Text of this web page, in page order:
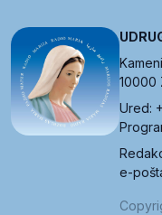
10000
Ured:
e-